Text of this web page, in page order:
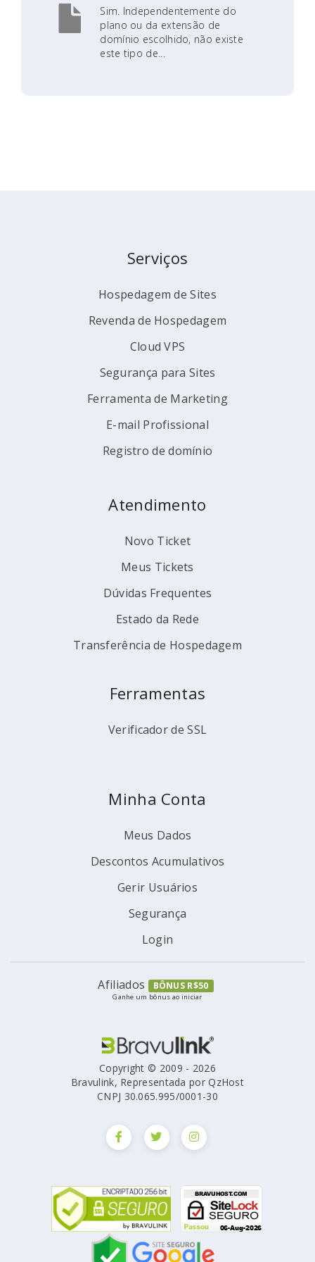
Sim. Independentemente do
plano ou da extensão de
domínio escolhido, não existe
este tipo de...
Serviços
Hospedagem de Sites
Revenda de Hospedagem
Cloud VPS
Segurança para Sites
Ferramenta de Marketing
E-mail Profissional
Registro de domínio
Atendimento
Novo Ticket
Meus Tickets
Dúvidas Frequentes
Estado da Rede
Transferência de Hospedagem
Ferramentas
Verificador de SSL
Minha Conta
Meus Dados
Descontos Acumulativos
Gerir Usuários
Segurança
Login
Afiliados BÔNUS R$50
Ganhe um bônus ao iniciar
Copyright © 2009 - 2026
Bravulink, Representada por QzHost
CNPJ 30.065.995/0001-30